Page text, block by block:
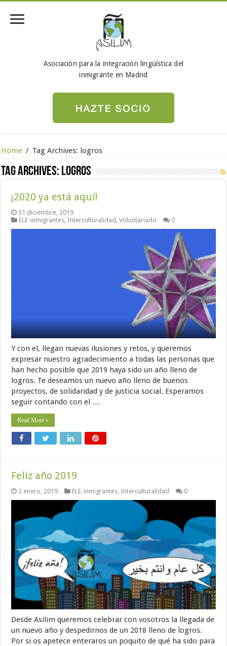
Asociación para la integración lingüística del
inmigrante en Madrid
Home / Tag Archives: logros
Tag Archives: logros
¡2020 ya está aquí!
31 diciembre, 2019
ELE-inmigrantes, Interculturalidad ,Voluntariado 0
Y con el, llegan nuevas ilusiones y retos, y queremos
expresar nuestro agradecimiento a todas las personas que
han hecho posible que 2019 haya sido un año lleno de
logros. Te deseamos un nuevo año lleno de buenos
proyectos, de solidaridad y de justicia social. Esperamos
seguir contando con el …
Read More »
Feliz año 2019
2 enero, 2019 ELE-inmigrantes, Interculturalidad 0
Desde Asilim queremos celebrar con vosotros la llegada de
un nuevo año y despedirnos de un 2018 lleno de logros.
Por si os apetece enteraros un poquito de qué ha sido para